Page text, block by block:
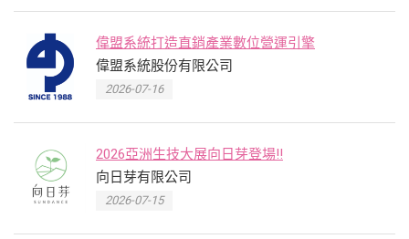
偉盟系統打造直銷產業數位營運引擎
偉盟系統股份有限公司
2026-07-16
2026亞洲生技大展向日芽登場!!
向日芽有限公司
2026-07-15